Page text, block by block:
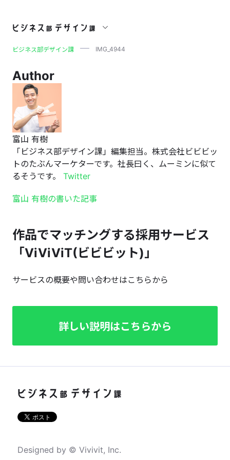
IMG_4944
ビジネス部デザイン課 IMG_4944
Author
富山 有樹
「ビジネス部デザイン課」編集担当。株式会社ビビビッ
トのたぶんマーケターです。社長曰く、ムーミンに似て
るそうです。 Twitter
富山 有樹の書いた記事
作品でマッチングする採用サービス
「ViViViT(ビビビット)」
サービスの概要や問い合わせはこちらから
詳しい説明はこちらから
Designed by © Vivivit, Inc.